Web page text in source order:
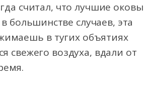
считал, что лучшие оковы
большинстве случаев, эта
в тугих объятиях
свежего воздуха, вдали от